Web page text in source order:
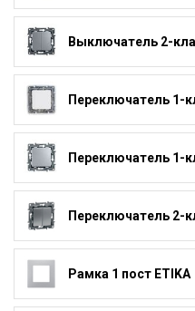
Выключатель 2-
Переключатель 1-
Переключатель 1-
Переключатель 2-
Рамка 1 пост ETIKA